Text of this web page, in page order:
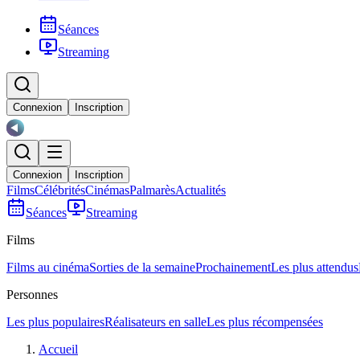
Séances
Streaming
Connexion Inscription
Connexion Inscription
FilmsCélébritésCinémasPalmarèsActualités
Séances
Streaming
Films
Films au cinémaSorties de la semaineProchainementLes plus attendus
Personnes
Les plus populairesRéalisateurs en salleLes plus récompensées
Accueil